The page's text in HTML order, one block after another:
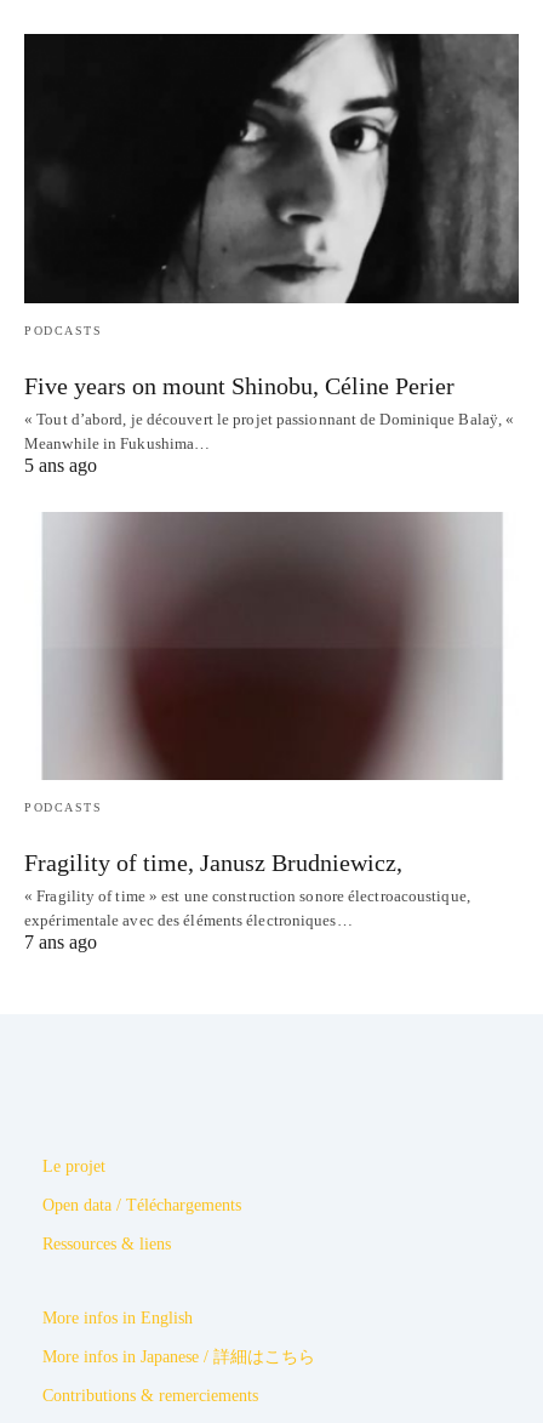
PODCASTS
Five years on mount Shinobu, Céline Perier
« Tout d’abord, je découvert le projet passionnant de Dominique Balaÿ, «
Meanwhile in Fukushima…
5 ans ago
PODCASTS
Fragility of time, Janusz Brudniewicz,
« Fragility of time » est une construction sonore électroacoustique,
expérimentale avec des éléments électroniques…
7 ans ago
Le projet
Open data / Téléchargements
Ressources & liens
More infos in English
More infos in Japanese / 詳細はこちら
Contributions & remerciements